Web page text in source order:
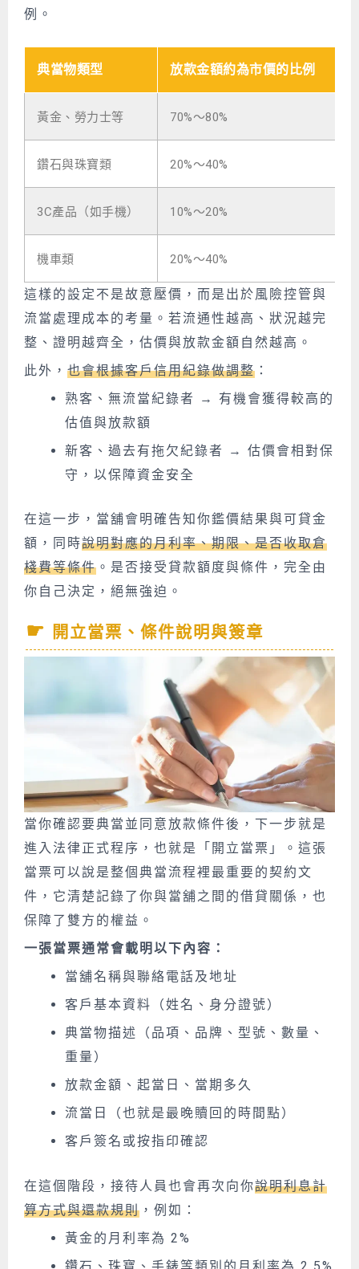
例。
典當物類型 放款金額約為市價的比例
黃金、勞力士等 70%～80%
鑽石與珠寶類 20%～40%
3C產品（如手機） 10%～20%
機車類 20%～40%
這樣的設定不是故意壓價，而是出於風險控管與
流當處理成本的考量。若流通性越高、狀況越完
整、證明越齊全，估價與放款金額自然越高。
此外， 也會根據客戶信用紀錄做調整 ：
熟客、無流當紀錄者 → 有機會獲得較高的
估值與放款額
新客、過去有拖欠紀錄者 → 估價會相對保
守，以保障資金安全
在這一步，當舖會明確告知你鑑價結果與可貸金
額，同時說明對應的月利率、期限、是否收取倉
棧費等條件 。是否接受貸款額度與條件，完全由
你自己決定，絕無強迫。
開立當票、條件說明與簽章
當你確認要典當並同意放款條件後，下一步就是
進入法律正式程序，也就是「開立當票」。這張
當票可以說是整個典當流程裡最重要的契約文
件，它清楚記錄了你與當舖之間的借貸關係，也
保障了雙方的權益。
一張當票通常會載明以下內容：
當舖名稱與聯絡電話及地址
客戶基本資料（姓名、 身分證號）
典當物描述（品項、品牌、型號、數量、
重量）
放款金額、起當日、當期多久
流當日（也就是最晚贖回的時間點）
客戶簽名或按指印確認
在這個階段，接待人員也會再次向你說明利息計
算方式與還款規則 ，例如：
黃金的月利率為 2%
鑽石、珠寶、手錶等類別的月利率為 2.5%